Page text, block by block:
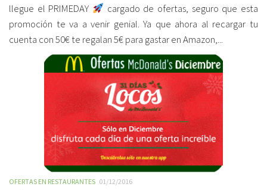
llegue el PRIMEDAY
cargado de ofertas, seguro que esta
promoción te va a venir genial. Ya que ahora al recargar tu
cuenta con 50€ te regalan 5€ para gastar en Amazon,...
OFERTAS EN RESTAURANTES 01/12/2016